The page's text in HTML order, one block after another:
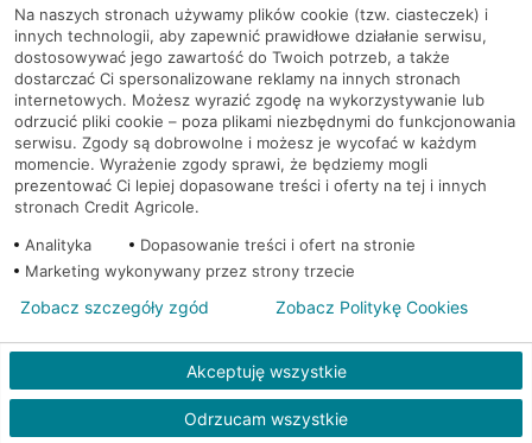
RODO
Regulamin serwisu
Mapa serwisu
PolitykaCookies
© 2026 Credit Agricole Bank Polska S.A. Wszelkie prawa zastrzeżone
Na naszych stronach używamy plików cookie (tzw. ciasteczek) i
innych technologii, aby zapewnić prawidłowe działanie serwisu,
dostosowywać jego zawartość do Twoich potrzeb, a także
dostarczać Ci spersonalizowane reklamy na innych stronach
internetowych. Możesz wyrazić zgodę na wykorzystywanie lub
odrzucić pliki cookie – poza plikami niezbędnymi do funkcjonowania
serwisu. Zgody są dobrowolne i możesz je wycofać w każdym
momencie. Wyrażenie zgody sprawi, że będziemy mogli
prezentować Ci lepiej dopasowane treści i oferty na tej i innych
stronach Credit Agricole.
Analityka
Dopasowanie treści i ofert na stronie
Marketing wykonywany przez strony trzecie
Akceptuję wszystkie
Odrzucam wszystkie
Zobacz szczegóły zgód Zobacz Politykę Cookies